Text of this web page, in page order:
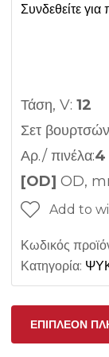
Συνδεθείτε
Τάση, V: 12
Σετ
Αρ./ πινέλα:4
[OD] OD,
Add to
Κωδικός
Κατηγορία:
ΕΠΙΠΛΈΟΝ